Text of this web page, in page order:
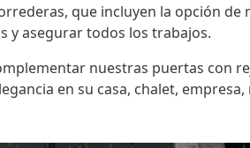
que incluyen la opción
y asegurar todos los trabajos.
nuestras puertas con
en su casa, chalet,